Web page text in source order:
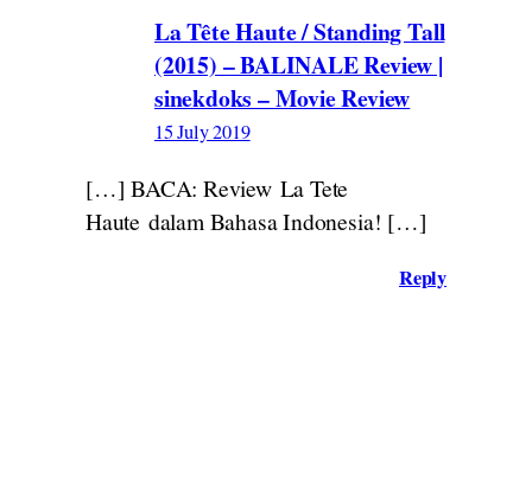
La Tête Haute / Standing Tall
(2015) – BALINALE Review |
sinekdoks – Movie Review
15 July 2019
[…] BACA: Review La Tete
Haute dalam Bahasa Indonesia! […]
Reply